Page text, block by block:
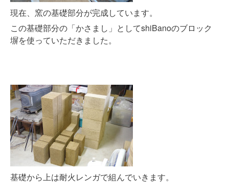
現在、窯の基礎部分が完成しています。
この基礎部分の「かさまし」としてshiBanoのブロック
塀を使っていただきました。
基礎から上は耐火レンガで組んでいきます。